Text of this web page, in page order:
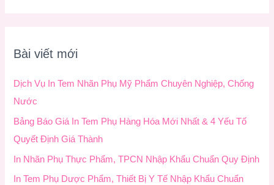
m
:
Bài viết mới
Dịch Vụ In Tem Nhãn Phụ Mỹ Phẩm Chuyên Nghiệp, Chống
Nước
Bảng Báo Giá In Tem Phụ Hàng Hóa Mới Nhất & 4 Yếu Tố
Quyết Định Giá Thành
In Nhãn Phụ Thực Phẩm, TPCN Nhập Khẩu Chuẩn Quy Định
In Tem Phụ Dược Phẩm, Thiết Bị Y Tế Nhập Khẩu Chuẩn